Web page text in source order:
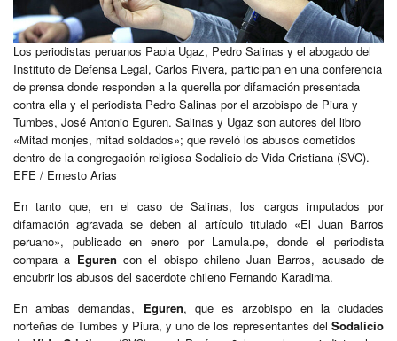
Los periodistas peruanos Paola Ugaz, Pedro Salinas y el abogado del
Instituto de Defensa Legal, Carlos Rivera, participan en una conferencia
de prensa donde responden a la querella por difamación presentada
contra ella y el periodista Pedro Salinas por el arzobispo de Piura y
Tumbes, José Antonio Eguren. Salinas y Ugaz son autores del libro
«Mitad monjes, mitad soldados»; que reveló los abusos cometidos
dentro de la congregación religiosa Sodalicio de Vida Cristiana (SVC).
EFE / Ernesto Arias
En tanto que, en el caso de Salinas, los cargos imputados por
difamación agravada se deben al artículo titulado «El Juan Barros
peruano», publicado en enero por Lamula.pe, donde el periodista
compara a Eguren con el obispo chileno Juan Barros, acusado de
encubrir los abusos del sacerdote chileno Fernando Karadima.
En ambas demandas, Eguren, que es arzobispo en la ciudades
norteñas de Tumbes y Piura, y uno de los representantes del Sodalicio